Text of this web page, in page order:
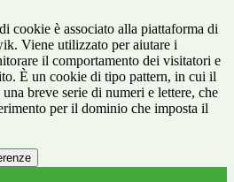
cookie è associato alla piattaforma di
Viene utilizzato per aiutare i
il comportamento dei visitatori e
È un cookie di tipo pattern, in cui il
breve serie di numeri e lettere, che
per il dominio che imposta il